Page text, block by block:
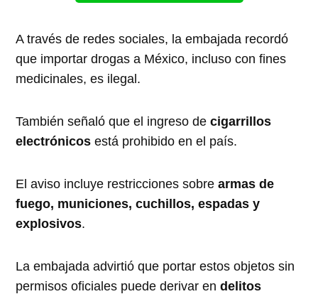
A través de redes sociales, la embajada recordó
que importar drogas a México, incluso con fines
medicinales, es ilegal.
También señaló que el ingreso decigarrillos
electrónicos está prohibido en el país.
El aviso incluye restricciones sobrearmas de
fuego, municiones, cuchillos, espadas y
explosivos.
La embajada advirtió que portar estos objetos sin
permisos oficiales puede derivar endelitos